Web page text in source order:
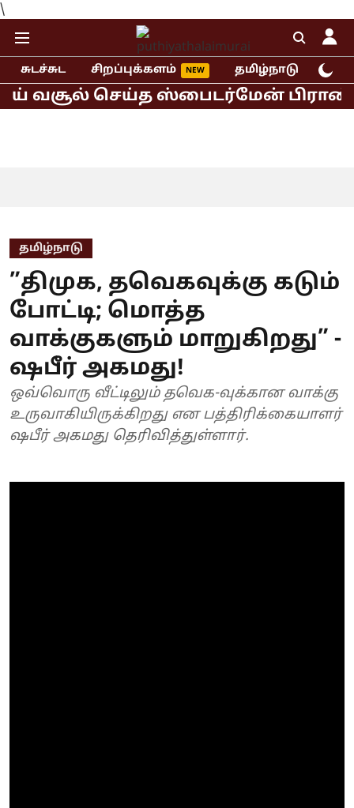
\
சுடச்சுட சிறப்புக்களம் தமிழ்நாடு
வசூல் செய்த ஸ்பைடர்மேன் பிராண்ட்
தமிழ்நாடு
”திமுக, தவெகவுக்கு கடும்
போட்டி; மொத்த
வாக்குகளும் மாறுகிறது” -
ஷபீர் அகமது!
ஒவ்வொரு வீட்டிலும் தவெக-வுக்கான வாக்கு
உருவாகியிருக்கிறது என பத்திரிக்கையாளர்
ஷபீர் அகமது தெரிவித்துள்ளார்.